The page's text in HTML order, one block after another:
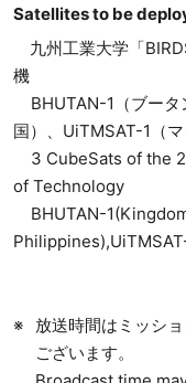
Satellites to be
九州工業大学「
機
BHUTAN-1（ブータ
国）、UiTMSAT-1（マ
3 CubeSats of the
of Technology
BHUTAN-
放送時間はミッシ
ございます。